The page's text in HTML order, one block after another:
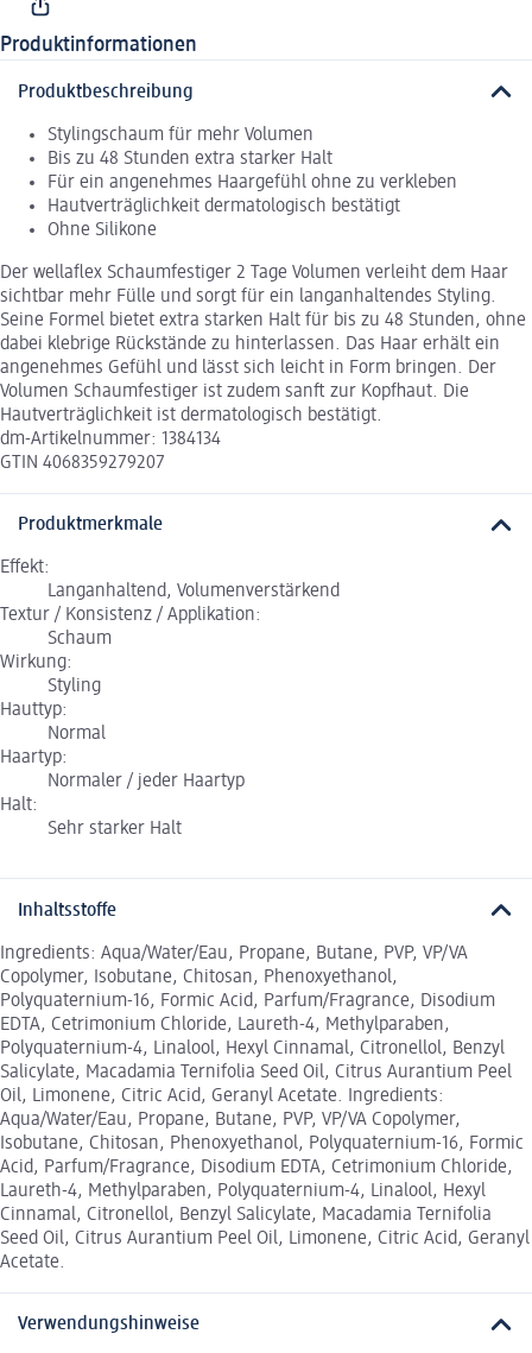
Produktinformationen
Produktbeschreibung
Stylingschaum für mehr Volumen
Bis zu 48 Stunden extra starker Halt
Für ein angenehmes Haargefühl ohne zu verkleben
Hautverträglichkeit dermatologisch bestätigt
Ohne Silikone
Der wellaflex Schaumfestiger 2 Tage Volumen verleiht dem Haar
sichtbar mehr Fülle und sorgt für ein langanhaltendes Styling.
Seine Formel bietet extra starken Halt für bis zu 48 Stunden, ohne
dabei klebrige Rückstände zu hinterlassen. Das Haar erhält ein
angenehmes Gefühl und lässt sich leicht in Form bringen. Der
Volumen Schaumfestiger ist zudem sanft zur Kopfhaut. Die
Hautverträglichkeit ist dermatologisch bestätigt.
dm-Artikelnummer: 1384134
GTIN 4068359279207
Produktmerkmale
Effekt:
Langanhaltend, Volumenverstärkend
Textur / Konsistenz / Applikation:
Schaum
Wirkung:
Styling
Hauttyp:
Normal
Haartyp:
Normaler / jeder Haartyp
Halt:
Sehr starker Halt
Inhaltsstoffe
Ingredients: Aqua/Water/Eau, Propane, Butane, PVP, VP/VA
Copolymer, Isobutane, Chitosan, Phenoxyethanol,
Polyquaternium-16, Formic Acid, Parfum/Fragrance, Disodium
EDTA, Cetrimonium Chloride, Laureth-4, Methylparaben,
Polyquaternium-4, Linalool, Hexyl Cinnamal, Citronellol, Benzyl
Salicylate, Macadamia Ternifolia Seed Oil, Citrus Aurantium Peel
Oil, Limonene, Citric Acid, Geranyl Acetate. Ingredients:
Aqua/Water/Eau, Propane, Butane, PVP, VP/VA Copolymer,
Isobutane, Chitosan, Phenoxyethanol, Polyquaternium-16, Formic
Acid, Parfum/Fragrance, Disodium EDTA, Cetrimonium Chloride,
Laureth-4, Methylparaben, Polyquaternium-4, Linalool, Hexyl
Cinnamal, Citronellol, Benzyl Salicylate, Macadamia Ternifolia
Seed Oil, Citrus Aurantium Peel Oil, Limonene, Citric Acid, Geranyl
Acetate.
Verwendungshinweise